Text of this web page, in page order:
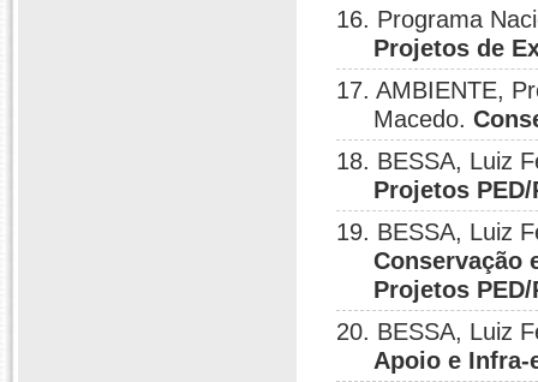
16. Programa
Projetos de
17. AMBIENTE,
Macedo.
18. BESSA, Luiz
Projetos PED/
19. BESSA, Luiz
Conservação
Projetos PED/
20. BESSA, Luiz
Apoio e Infra-